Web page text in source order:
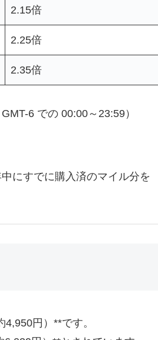
2.15倍
2.25倍
2.35倍
6 での 00:00～23:59）
にすでに購入済のマイル分を
円）**です。